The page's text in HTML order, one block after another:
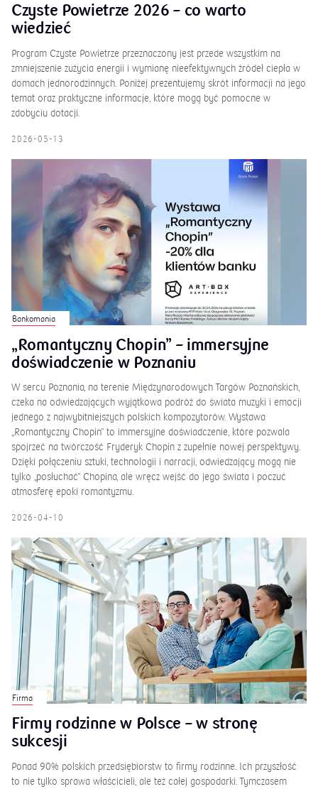
Czyste Powietrze 2026 – co warto
wiedzieć
Program Czyste Powietrze przeznaczony jest przede wszystkim na
zmniejszenie zużycia energii i wymianę nieefektywnych źródeł ciepła w
domach jednorodzinnych. Poniżej prezentujemy skrót informacji na jego
temat oraz praktyczne informacje, które mogą być pomocne w
zdobyciu dotacji.
2026-05-13
Bankomania
„Romantyczny Chopin” – immersyjne
doświadczenie w Poznaniu
W sercu Poznania, na terenie Międzynarodowych Targów Poznańskich,
czeka na odwiedzających wyjątkowa podróż do świata muzyki i emocji
jednego z najwybitniejszych polskich kompozytorów. Wystawa
„Romantyczny Chopin” to immersyjne doświadczenie, które pozwala
spojrzeć na twórczość Fryderyk Chopin z zupełnie nowej perspektywy.
Dzięki połączeniu sztuki, technologii i narracji, odwiedzający mogą nie
tylko „posłuchać” Chopina, ale wręcz wejść do jego świata i poczuć
atmosferę epoki romantyzmu.
2026-04-10
Firma
Firmy rodzinne w Polsce – w stronę
sukcesji
Ponad 90% polskich przedsiębiorstw to firmy rodzinne. Ich przyszłość
to nie tylko sprawa właścicieli, ale też całej gospodarki. Tymczasem